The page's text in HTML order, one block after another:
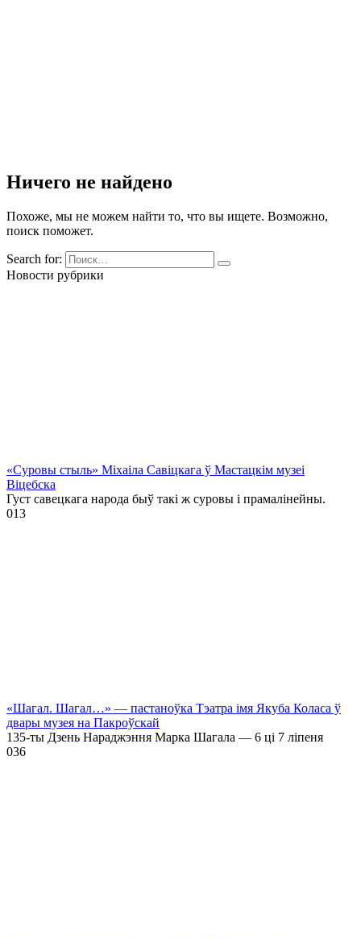
Ничего не найдено
Похоже, мы не можем найти то, что вы ищете. Возможно,
поиск поможет.
Search for:
Новости рубрики
«Суровы стыль» Міхаіла Савіцкага ў Мастацкім музеі
Віцебска
Густ савецкага народа быў такі ж суровы і прамалінейны.
013
«Шагал. Шагал…» — пастаноўка Тэатра імя Якуба Коласа ў
двары музея на Пакроўскай
135-ты Дзень Нараджэння Марка Шагала — 6 ці 7 ліпеня
036